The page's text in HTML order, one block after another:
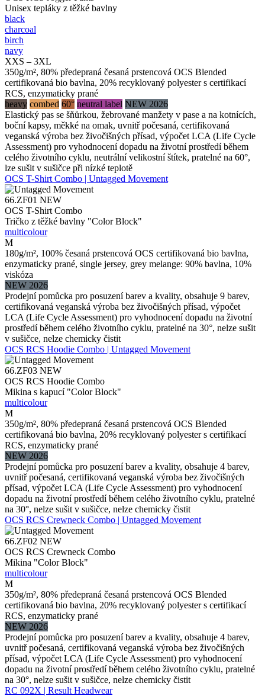
Unisex tepláky z těžké bavlny
black
charcoal
birch
navy
XXS – 3XL
350g/m², 80% předepraná česaná prstencová OCS Blended
certifikovaná bio bavlna, 20% recyklovaný polyester s certifikací
RCS, enzymaticky prané
heavy combed 60° neutral label NEW 2026
Elastický pas se šňůrkou, žebrované manžety v pase a na kotnících,
boční kapsy, měkké na omak, uvnitř počesaná, certifikovaná
veganská výroba bez živočišných přísad, výpočet LCA (Life Cycle
Assessment) pro vyhodnocení dopadu na životní prostředí během
celého životního cyklu, neutrální velikostní štítek, pratelné na 60°,
lze sušit v sušičce při nízké teplotě
OCS T-Shirt Combo | Untagged Movement
66.ZF01 NEW
OCS T-Shirt Combo
Tričko z těžké bavlny "Color Block"
multicolour
M
180g/m², 100% česaná prstencová OCS certifikovaná bio bavlna,
enzymaticky prané, single jersey, grey melange: 90% bavlna, 10%
viskóza
NEW 2026
Prodejní pomůcka pro posuzení barev a kvality, obsahuje 9 barev,
certifikovaná veganská výroba bez živočišných přísad, výpočet
LCA (Life Cycle Assessment) pro vyhodnocení dopadu na životní
prostředí během celého životního cyklu, pratelné na 30°, nelze sušit
v sušičce, nelze chemicky čistit
OCS RCS Hoodie Combo | Untagged Movement
66.ZF03 NEW
OCS RCS Hoodie Combo
Mikina s kapucí "Color Block"
multicolour
M
350g/m², 80% předepraná česaná prstencová OCS Blended
certifikovaná bio bavlna, 20% recyklovaný polyester s certifikací
RCS, enzymaticky prané
NEW 2026
Prodejní pomůcka pro posuzení barev a kvality, obsahuje 4 barev,
uvnitř počesaná, certifikovaná veganská výroba bez živočišných
přísad, výpočet LCA (Life Cycle Assessment) pro vyhodnocení
dopadu na životní prostředí během celého životního cyklu, pratelné
na 30°, nelze sušit v sušičce, nelze chemicky čistit
OCS RCS Crewneck Combo | Untagged Movement
66.ZF02 NEW
OCS RCS Crewneck Combo
Mikina "Color Block"
multicolour
M
350g/m², 80% předepraná česaná prstencová OCS Blended
certifikovaná bio bavlna, 20% recyklovaný polyester s certifikací
RCS, enzymaticky prané
NEW 2026
Prodejní pomůcka pro posuzení barev a kvality, obsahuje 4 barev,
uvnitř počesaná, certifikovaná veganská výroba bez živočišných
přísad, výpočet LCA (Life Cycle Assessment) pro vyhodnocení
dopadu na životní prostředí během celého životního cyklu, pratelné
na 30°, nelze sušit v sušičce, nelze chemicky čistit
RC 092X | Result Headwear